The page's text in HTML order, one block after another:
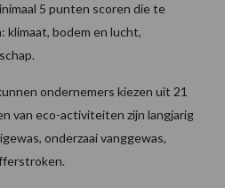
5 punten scoren die te
klimaat, bodem en lucht,
ondernemers kiezen uit 21
van eco-activiteiten zijn langjarig
onderzaai vanggewas,